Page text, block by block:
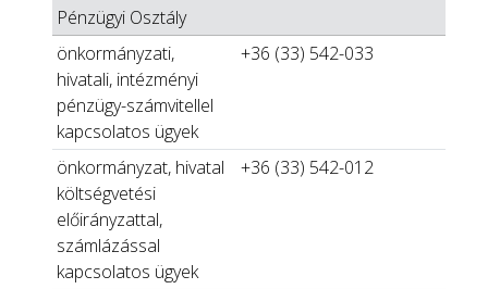
Pénzügyi Osztály
önkormányzati,
hivatali, intézményi
pénzügy-számvitellel
kapcsolatos ügyek
+36 (33) 542-033
önkormányzat, hivatal
költségvetési
előirányzattal,
számlázással
kapcsolatos ügyek
+36 (33) 542-012